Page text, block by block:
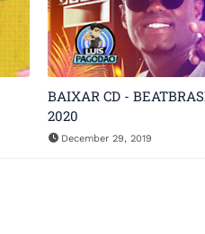
BAIXAR CD -
2020
December 29, 2019